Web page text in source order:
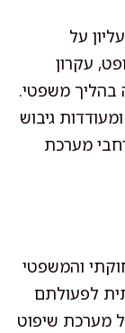
על
עקרון
בהליך משפטי.
גיבוש
מערכת
והמשפטי
לפעולתם
מערכת שיפוט